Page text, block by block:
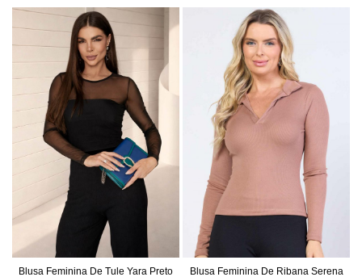
Blusa Feminina De Tule Yara Preto
Blusa Feminina De Ribana Serena